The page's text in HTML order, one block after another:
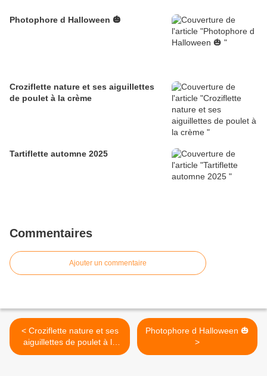
Photophore d Halloween 🎃
Croziflette nature et ses aiguillettes
de poulet à la crème
Tartiflette automne 2025
Commentaires
Ajouter un commentaire
< Croziflette nature et ses
aiguillettes de poulet à la
crème
Photophore d Halloween 🎃
>